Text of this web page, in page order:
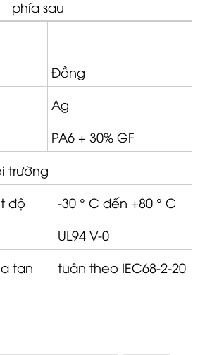
phía sau
Đồng
Ag
PA6 + 30% GF
trường
độ
-30 ° C đến +80 ° C
UL94 V-0
tan
tuân theo IEC68-2-20